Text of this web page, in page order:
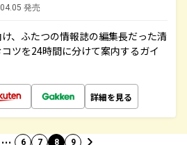
発売
、ふたつの情報誌の編集長だった清
ツを24時間に分けて案内するガイ
詳細を見る
… 6 7 8 9